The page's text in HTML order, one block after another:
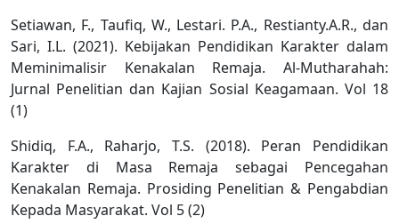
Setiawan, F., Taufiq, W., Lestari. P.A., Restianty.A.R., dan
Sari, I.L. (2021). Kebijakan Pendidikan Karakter dalam
Meminimalisir Kenakalan Remaja. Al-Mutharahah:
Jurnal Penelitian dan Kajian Sosial Keagamaan. Vol 18
(1)
Shidiq, F.A., Raharjo, T.S. (2018). Peran Pendidikan
Karakter di Masa Remaja sebagai Pencegahan
Kenakalan Remaja. Prosiding Penelitian & Pengabdian
Kepada Masyarakat. Vol 5 (2)